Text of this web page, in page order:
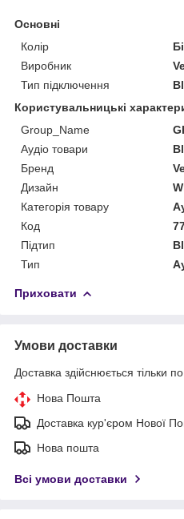
Основні
Колір
Виробник
Тип підключення
Користувальницькі
Group_Name
Аудіо товари
Бренд
Дизайн
Категорія товару
Код
Підтип
Тип
Приховати
Умови доставки
Доставка здійснюється тільки
Нова Пошта
Доставка кур'єром Нової
Нова пошта
Всі умови доставки